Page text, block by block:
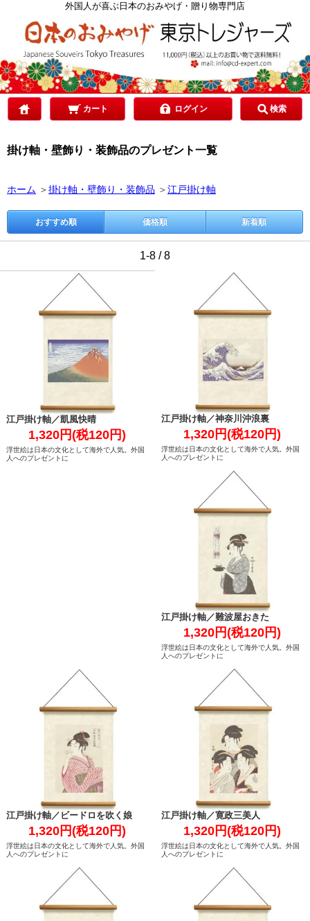
外国人が喜ぶ日本のおみやげ・贈り物専門店
カート ログイン 検索
掛け軸・壁飾り・装飾品のプレゼント一覧
ホーム ＞掛け軸・壁飾り・装飾品 ＞江戸掛け軸
おすすめ順 価格順 新着順
1-8 / 8
江戸掛け軸／凱風快晴
1,320円(税120円)
浮世絵は日本の文化として海外で人気。外国
人へのプレゼントに
江戸掛け軸／神奈川沖浪裏
1,320円(税120円)
浮世絵は日本の文化として海外で人気。外国
人へのプレゼントに
江戸掛け軸／難波屋おきた
1,320円(税120円)
浮世絵は日本の文化として海外で人気。外国
人へのプレゼントに
江戸掛け軸／ビードロを吹く娘
1,320円(税120円)
浮世絵は日本の文化として海外で人気。外国
人へのプレゼントに
江戸掛け軸／寛政三美人
1,320円(税120円)
浮世絵は日本の文化として海外で人気。外国
人へのプレゼントに
ご予算で選ぶ
贈り先で選ぶ
目的で選ぶ